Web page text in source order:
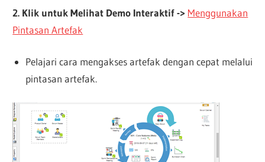
2. Klik untuk Melihat Demo Interaktif -> Menggunakan
Pintasan Artefak
Pelajari cara mengakses artefak dengan cepat melalui
pintasan artefak.